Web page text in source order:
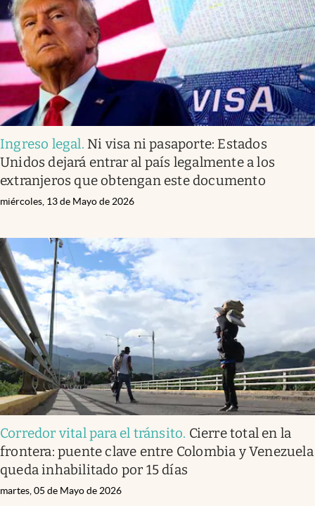
Ingreso legal. Ni visa ni pasaporte: Estados
Unidos dejará entrar al país legalmente a los
extranjeros que obtengan este documento
miércoles, 13 de Mayo de 2026
Corredor vital para el tránsito. Cierre total en la
frontera: puente clave entre Colombia y Venezuela
queda inhabilitado por 15 días
martes, 05 de Mayo de 2026